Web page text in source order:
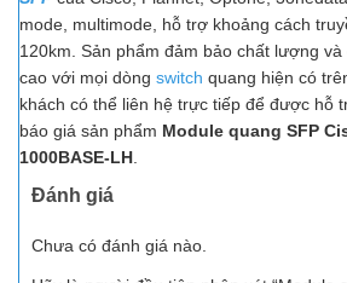
mode, multimode, hỗ trợ khoảng cách
120km. Sản phẩm đảm bảo chất lượng
cao với mọi dòng switch quang hiện có
khách có thể liên hệ trực tiếp để được hỗ
báo giá sản phẩm Module quang SFP
1000BASE-LH
Đánh giá
Chưa có đánh giá nào.